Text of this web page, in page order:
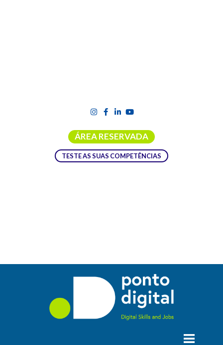
ÁREA RESERVADA
TESTE AS SUAS COMPETÊNCIAS
“A GRANDE REDEFINIÇÃO DAS
COMPETÊNCIAS” NO RELATÓRIO
FUTURO DO EMPREGO 2025 DO WEF:
UM CATCH-22 PARA O FUTURO DO